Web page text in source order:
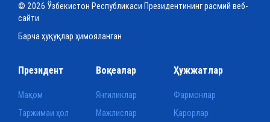
© 2026 Ўзбекистон Республикаси Президентининг расмий веб-
сайти
Барча ҳуқуқлар ҳимояланган
Президент
Мақом
Таржимаи ҳол
Воқеалар
Янгиликлар
Мажлислар
Ҳужжатлар
Фармонлар
Қарорлар